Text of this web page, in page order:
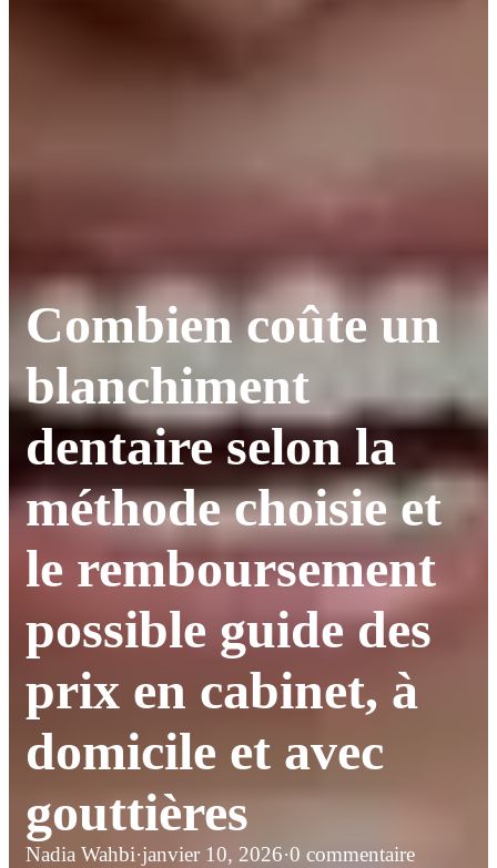
Combien coûte un
blanchiment
dentaire selon la
méthode choisie et
le remboursement
possible guide des
prix en cabinet, à
domicile et avec
gouttières
Nadia Wahbi·janvier 10, 2026·0 commentaire